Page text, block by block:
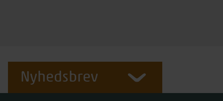
Nyhedsbrev